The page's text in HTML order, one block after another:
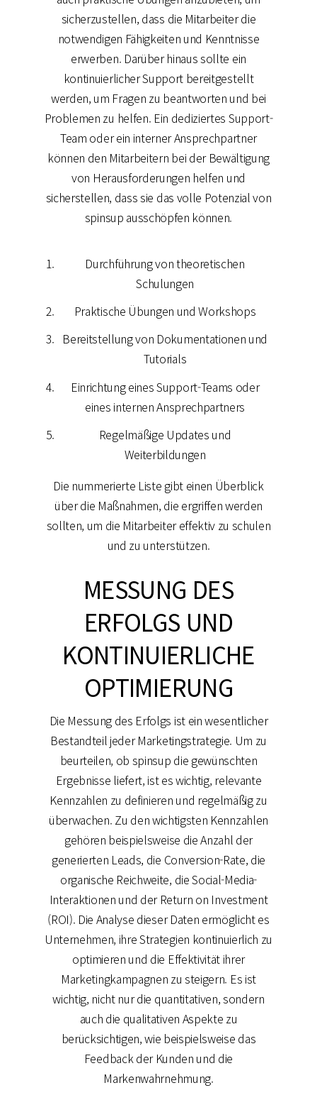
sicherzustellen, dass die Mitarbeiter die
notwendigen Fähigkeiten und Kenntnisse
erwerben. Darüber hinaus sollte ein
kontinuierlicher Support bereitgestellt
werden, um Fragen zu beantworten und bei
Problemen zu helfen. Ein dediziertes Support-
Team oder ein interner Ansprechpartner
können den Mitarbeitern bei der Bewältigung
von Herausforderungen helfen und
sicherstellen, dass sie das volle Potenzial von
spinsup ausschöpfen können.
Durchführung von theoretischen
Schulungen
Praktische Übungen und Workshops
Bereitstellung von Dokumentationen und
Tutorials
Einrichtung eines Support-Teams oder
eines internen Ansprechpartners
Regelmäßige Updates und
Weiterbildungen
Die nummerierte Liste gibt einen Überblick
über die Maßnahmen, die ergriffen werden
sollten, um die Mitarbeiter effektiv zu schulen
und zu unterstützen.
MESSUNG DES
ERFOLGS UND
KONTINUIERLICHE
OPTIMIERUNG
Die Messung des Erfolgs ist ein wesentlicher
Bestandteil jeder Marketingstrategie. Um zu
beurteilen, ob spinsup die gewünschten
Ergebnisse liefert, ist es wichtig, relevante
Kennzahlen zu definieren und regelmäßig zu
überwachen. Zu den wichtigsten Kennzahlen
gehören beispielsweise die Anzahl der
generierten Leads, die Conversion-Rate, die
organische Reichweite, die Social-Media-
Interaktionen und der Return on Investment
(ROI). Die Analyse dieser Daten ermöglicht es
Unternehmen, ihre Strategien kontinuierlich zu
optimieren und die Effektivität ihrer
Marketingkampagnen zu steigern. Es ist
wichtig, nicht nur die quantitativen, sondern
auch die qualitativen Aspekte zu
berücksichtigen, wie beispielsweise das
Feedback der Kunden und die
Markenwahrnehmung.